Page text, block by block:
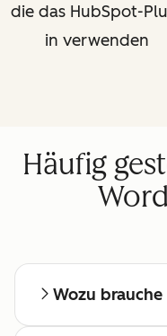
die das HubSpot-
in verwenden
Häufig
Wozu brauche